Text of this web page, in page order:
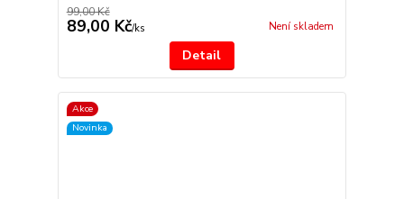
99,00 Kč
89,00 Kč/ks Není skladem
Detail
Akce
Novinka